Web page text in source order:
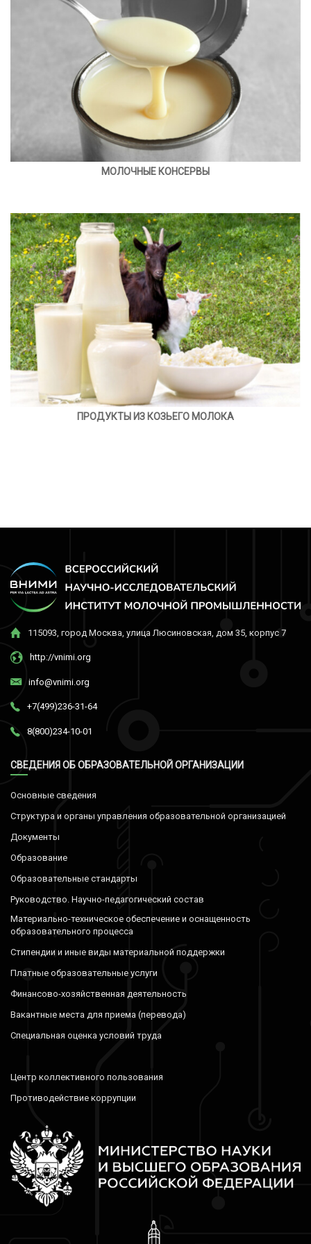
МОЛОЧНЫЕ КОНСЕРВЫ
ПРОДУКТЫ ИЗ КОЗЬЕГО МОЛОКА
115093, город Москва, улица Люсиновская, дом 35, корпус 7
http://vnimi.org
info@vnimi.org
+7(499)236-31-64
8(800)234-10-01
СВЕДЕНИЯ ОБ ОБРАЗОВАТЕЛЬНОЙ ОРГАНИЗАЦИИ
Основные сведения
Структура и органы управления образовательной организацией
Документы
Образование
Образовательные стандарты
Руководство. Научно-педагогический состав
Материально-техническое обеспечение и оснащенность
образовательного процесса
Стипендии и иные виды материальной поддержки
Платные образовательные услуги
Финансово-хозяйственная деятельность
Вакантные места для приема (перевода)
Специальная оценка условий труда
Центр коллективного пользования
Противодействие коррупции